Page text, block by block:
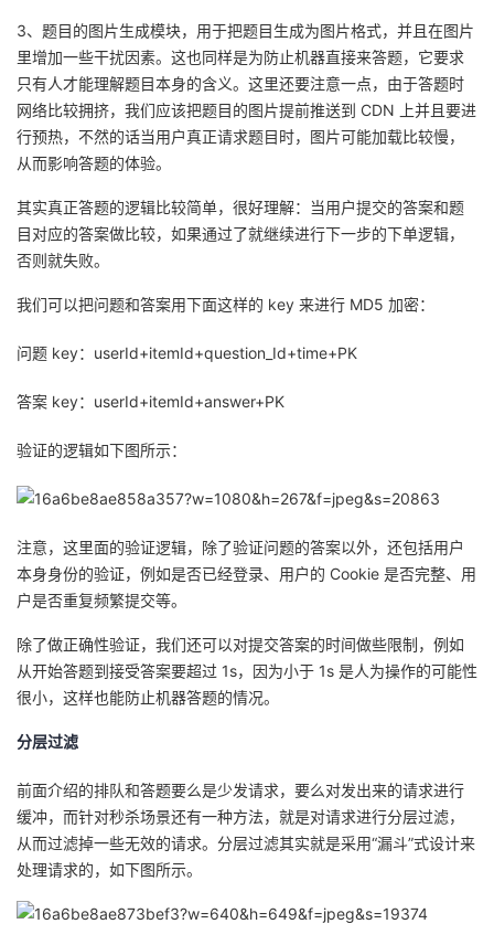
3、题目的图片生成模块，用于把题目生成为图片格式，并且在图片
里增加一些干扰因素。这也同样是为防止机器直接来答题，它要求
只有人才能理解题目本身的含义。这里还要注意一点，由于答题时
网络比较拥挤，我们应该把题目的图片提前推送到 CDN 上并且要进
行预热，不然的话当用户真正请求题目时，图片可能加载比较慢，
从而影响答题的体验。
其实真正答题的逻辑比较简单，很好理解：当用户提交的答案和题
目对应的答案做比较，如果通过了就继续进行下一步的下单逻辑，
否则就失败。
我们可以把问题和答案用下面这样的 key 来进行 MD5 加密：
问题 key：userId+itemId+question_Id+time+PK
答案 key：userId+itemId+answer+PK
验证的逻辑如下图所示：
注意，这里面的验证逻辑，除了验证问题的答案以外，还包括用户
本身身份的验证，例如是否已经登录、用户的 Cookie 是否完整、用
户是否重复频繁提交等。
除了做正确性验证，我们还可以对提交答案的时间做些限制，例如
从开始答题到接受答案要超过 1s，因为小于 1s 是人为操作的可能性
很小，这样也能防止机器答题的情况。
分层过滤
前面介绍的排队和答题要么是少发请求，要么对发出来的请求进行
缓冲，而针对秒杀场景还有一种方法，就是对请求进行分层过滤，
从而过滤掉一些无效的请求。分层过滤其实就是采用“漏斗”式设计来
处理请求的，如下图所示。